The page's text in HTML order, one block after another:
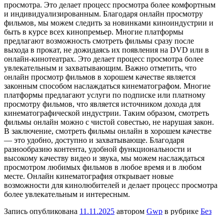
просмотра. Это делает процесс просмотра более комфортным
и индивидуализированным. Благодаря онлайн просмотру
фильмов, мы можем следить за новинками киноиндустрии и
быть в курсе всех кинопремьер. Многие платформы
предлагают возможность смотреть фильмы сразу после
выхода в прокат, не дожидаясь их появления на DVD или в
онлайн-кинотеатрах. Это делает процесс просмотра более
увлекательным и захватывающим. Важно отметить, что
онлайн просмотр фильмов в хорошем качестве является
законным способом наслаждаться кинематографом. Многие
платформы предлагают услуги по подписке или платному
просмотру фильмов, что является источником дохода для
кинематографической индустрии. Таким образом, смотреть
фильмы онлайн можно с чистой совестью, не нарушая закон.
В заключение, смотреть фильмы онлайн в хорошем качестве
— это удобно, доступно и захватывающе. Благодаря
разнообразию контента, удобной функциональности и
высокому качеству видео и звука, мы можем наслаждаться
просмотром любимых фильмов в любое время и в любом
месте. Онлайн кинематография открывает новые
возможности для кинолюбителей и делает процесс просмотра
более увлекательным и интересным.
Запись опубликована 11.11.2025 автором Gwp в рубрике Без